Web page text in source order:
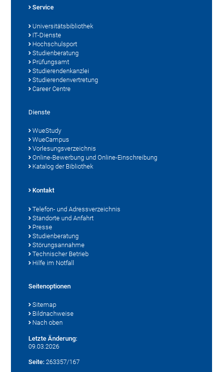
Service
Universitätsbibliothek
IT-Dienste
Hochschulsport
Studienberatung
Prüfungsamt
Studierendenkanzlei
Studierendenvertretung
Career Centre
Dienste
WueStudy
WueCampus
Vorlesungsverzeichnis
Online-Bewerbung und Online-Einschreibung
Katalog der Bibliothek
Kontakt
Telefon- und Adressverzeichnis
Standorte und Anfahrt
Presse
Studienberatung
Störungsannahme
Technischer Betrieb
Hilfe im Notfall
Seitenoptionen
Sitemap
Bildnachweise
Nach oben
Letzte Änderung:
09.03.2026
Seite: 263357/167